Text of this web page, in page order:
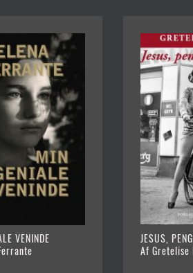
VENINDE
JESUS,
Af Gretelise